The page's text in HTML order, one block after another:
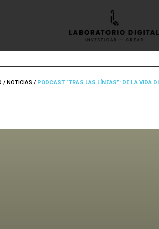
/NOTICIAS / PODCAST “TRAS LAS LÍNEAS”: DE LA VIDA